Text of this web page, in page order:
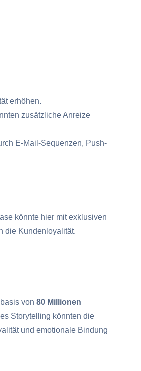
erhöhen.
zusätzliche Anreize
E-Mail-Sequenzen, Push-
könnte hier mit exklusiven
die Kundenloyalität.
von 80 Millionen
Storytelling könnten die
und emotionale Bindung